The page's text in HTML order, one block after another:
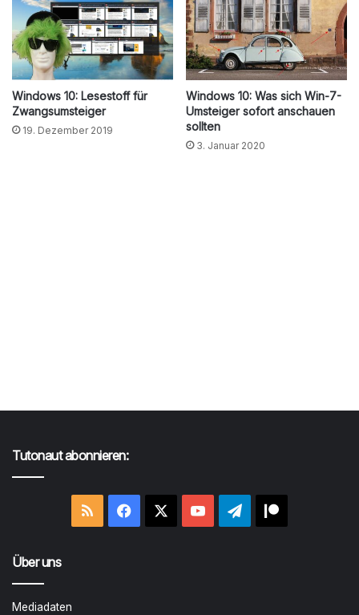
Windows 10: Lesestoff für
Zwangsumsteiger
19. Dezember 2019
Windows 10: Was sich Win-7-
Umsteiger sofort anschauen
sollten
3. Januar 2020
Tutonaut abonnieren:
RSS Facebook YouTubeTelegramPatreon
Über uns
Mediadaten